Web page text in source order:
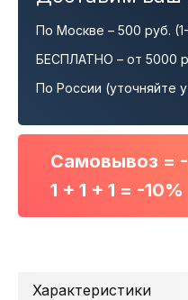
По Москве – 500 руб.
БЕСПЛАТНО – от 5000
По России (уточняйте
Самовывоз =
1 + 1 + 1 = -10%
Характеристики